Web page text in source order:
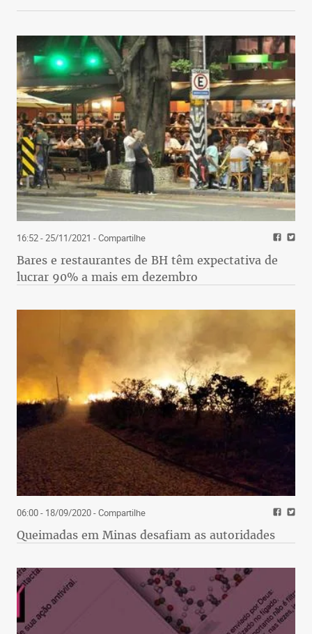
16:52 - 25/11/2021 - Compartilhe
Bares e restaurantes de BH têm expectativa de
lucrar 90% a mais em dezembro
06:00 - 18/09/2020- Compartilhe
Queimadas em Minas desafiam as autoridades